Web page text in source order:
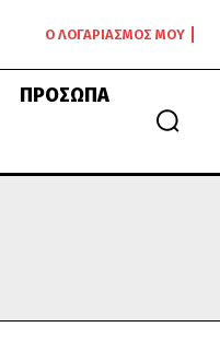
Ο ΛΟΓΑΡΙΑΣΜΌΣ ΜΟΥ
ΠΡΌΣΩΠΑ